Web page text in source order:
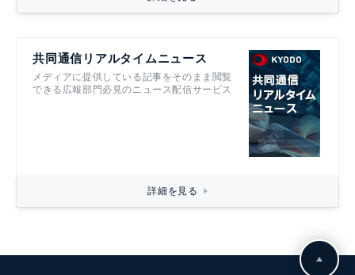
共同通信リアルタイムニュース
メディアに提供している記事をそのまま閲覧
できる広報部門必見のニュース配信サービス
詳細を見る